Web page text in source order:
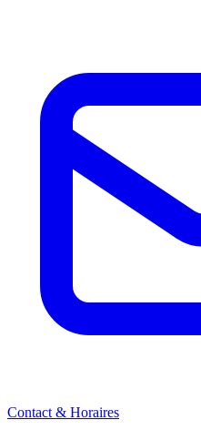
Contact & Horaires